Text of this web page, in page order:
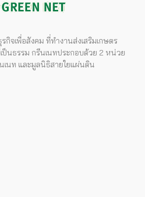
กิจเพื่อสังคม ที่ทำงานส่งเสริมเกษตร
ป็นธรรม กรีนเนทประกอบด้วย 2 หน่วย
นท และมูลนิธิสายใยแผ่นดิน